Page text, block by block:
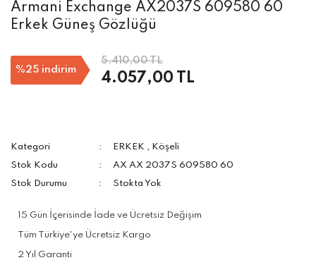
Armani Exchange AX2037S 609580 60
Erkek Güneş Gözlüğü
%25 indirim
5.410,00 TL
4.057,00 TL
Kategori ERKEK , Köşeli
Stok Kodu
AX AX 2037S 609580 60
Stok Durumu
Stokta Yok
15 Gün İçerisinde İade ve Ücretsiz Değişim
Tüm Türkiye'ye Ücretsiz Kargo
2 Yıl Garanti